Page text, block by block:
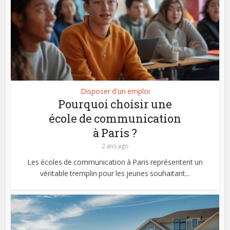
Disposer d'un emploi
Pourquoi choisir une
école de communication
à Paris ?
2 ans ago
Les écoles de communication à Paris représentent un
véritable tremplin pour les jeunes souhaitant...